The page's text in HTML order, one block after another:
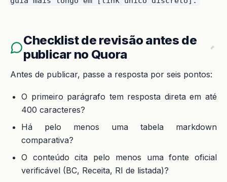
Checklist de revisão antes de
publicar no Quora
Antes de publicar, passe a resposta por seis pontos:
O primeiro parágrafo tem resposta direta em até
400 caracteres?
Há pelo menos uma tabela markdown
comparativa?
O conteúdo cita pelo menos uma fonte oficial
verificável (BC, Receita, RI de listada)?